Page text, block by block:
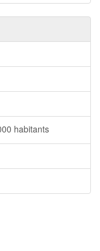
habitants